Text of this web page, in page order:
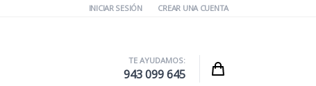
INICIAR SESIÓN CREAR UNA CUENTA
TE AYUDAMOS:
943 099 645 Cart